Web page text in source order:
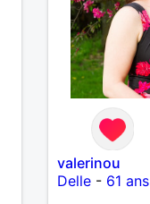
valerinou
Delle - 61 ans